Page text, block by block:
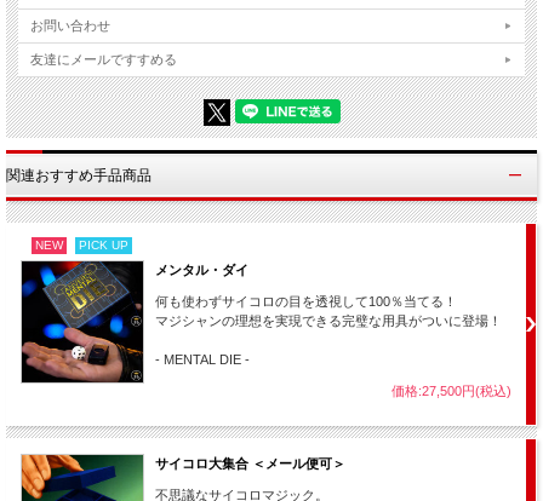
お問い合わせ
友達にメールですすめる
関連おすすめ手品商品
NEW PICK UP
メンタル・ダイ
何も使わずサイコロの目を透視して100％当てる！
マジシャンの理想を実現できる完璧な用具がついに登場！
- MENTAL DIE -
価格:27,500円(税込)
サイコロ大集合 ＜メール便可＞
不思議なサイコロマジック。